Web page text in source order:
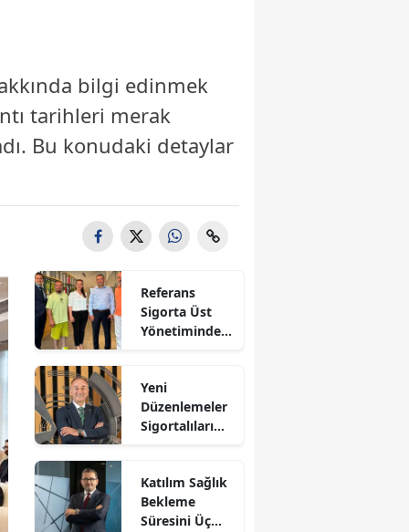
bilgi edinmek
tarihleri merak
Bu konudaki detaylar
Referans
Sigorta Üst
Yönetiminden
Yeni
Düzenlemeler
Sigortalıları
Katılım Sağlık
Bekleme
Süresini Üç